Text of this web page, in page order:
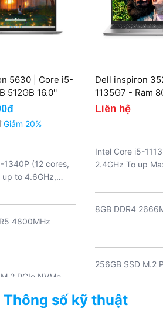
5630 | Core i5-
512GB 16.0''
Giảm 20%
1340P (12 cores,
up to 4.6GHz,
4800MHz
PCIe NVMe
Dell inspiron
1135G7 - Ram
256GB (New )
Liên hệ
Intel Core i5-
2.4GHz To up
8GB DDR4
256GB SSD M.2
Thông số kỹ thuật